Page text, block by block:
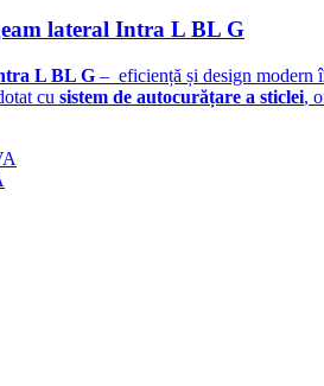
lateral Intra L BL G
L BL G – eficiență și design modern
cu sistem de autocurățare a sticlei,